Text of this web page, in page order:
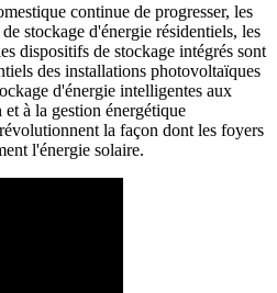
continue de progresser, les
stockage d'énergie résidentiels, les
dispositifs de stockage intégrés sont
des installations photovoltaïques
d'énergie intelligentes aux
à la gestion énergétique
la façon dont les foyers
l'énergie solaire.